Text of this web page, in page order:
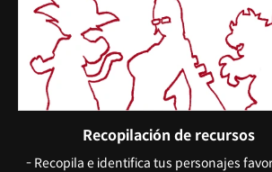
Recopilación de recursos
- Recopila e identifica tus personajes